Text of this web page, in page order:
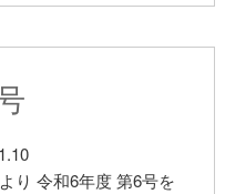
り 令和6年度 第6号を